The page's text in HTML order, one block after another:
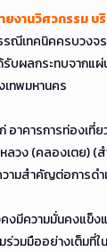
านวิศวกรรม บ
ณีเทคนิคครบวง
ผลกระทบจากแผ่
ทพมหานคร
ารการท่องเที่ยว
วง (คลองเตย) (
มสำคัญต่อการดำ
ความมั่นคงแข็ง
วมมืออย่างเต็มที่